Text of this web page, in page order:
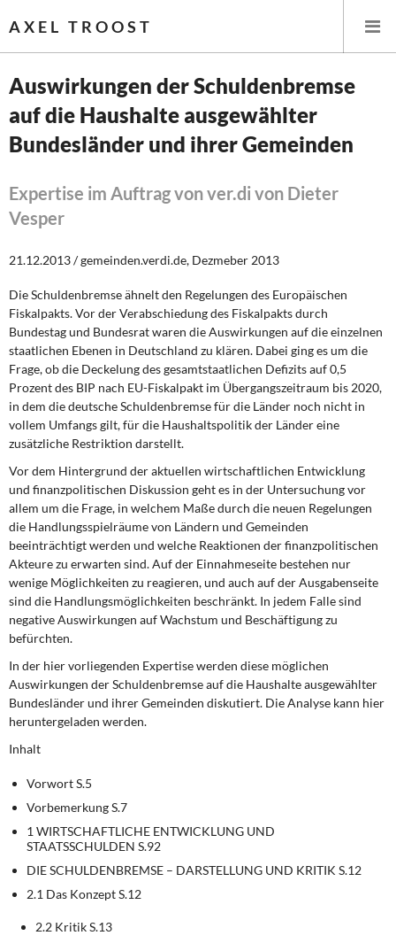
AXEL TROOST
Startseite
Leitlinien linker Wirtschafts- und Finanzpolitik
Öffentliche Infrastruktur und Daseinsvorsorge
Eurokrise und Griechenland
DIE LINKE
Weitere Themen
Memo-Gruppe
Institut Solidarische Moderne
Rosa-Luxemburg-Stiftung
Über mich
Kontakt
Auswirkungen der Schuldenbremse
auf die Haushalte ausgewählter
Bundesländer und ihrer Gemeinden
Expertise im Auftrag von ver.di von Dieter
Vesper
21.12.2013 / gemeinden.verdi.de, Dezmeber 2013
Die Schuldenbremse ähnelt den Regelungen des Europäischen
Fiskalpakts. Vor der Verabschiedung des Fiskalpakts durch
Bundestag und Bundesrat waren die Auswirkungen auf die einzelnen
staatlichen Ebenen in Deutschland zu klären. Dabei ging es um die
Frage, ob die Deckelung des gesamtstaatlichen Defizits auf 0,5
Prozent des BIP nach EU-Fiskalpakt im Übergangszeitraum bis 2020,
in dem die deutsche Schuldenbremse für die Länder noch nicht in
vollem Umfangs gilt, für die Haushaltspolitik der Länder eine
zusätzliche Restriktion darstellt.
Vor dem Hintergrund der aktuellen wirtschaftlichen Entwicklung
und finanzpolitischen Diskussion geht es in der Untersuchung vor
allem um die Frage, in welchem Maße durch die neuen Regelungen
die Handlungsspielräume von Ländern und Gemeinden
beeinträchtigt werden und welche Reaktionen der finanzpolitischen
Akteure zu erwarten sind. Auf der Einnahmeseite bestehen nur
wenige Möglichkeiten zu reagieren, und auch auf der Ausgabenseite
sind die Handlungsmöglichkeiten beschränkt. In jedem Falle sind
negative Auswirkungen auf Wachstum und Beschäftigung zu
befürchten.
In der hier vorliegenden Expertise werden diese möglichen
Auswirkungen der Schuldenbremse auf die Haushalte ausgewählter
Bundesländer und ihrer Gemeinden diskutiert. Die Analyse kann hier
heruntergeladen werden.
Inhalt
Vorwort S.5
Vorbemerkung S.7
1 WIRTSCHAFTLICHE ENTWICKLUNG UND
STAATSSCHULDEN S.92
DIE SCHULDENBREMSE – DARSTELLUNG UND KRITIK S.12
2.1 Das Konzept S.12
2.2 Kritik S.13